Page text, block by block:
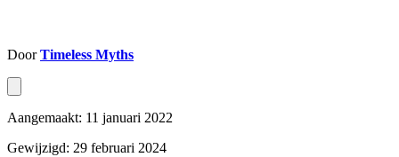
DoorTimeless Myths
Aangemaakt: 11 januari 2022
Gewijzigd: 29 februari 2024